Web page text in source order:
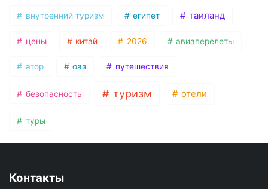
внутренний туризм египет таиланд
цены китай 2026 авиаперелеты
атор оаэ путешествия
безопасность туризм отели
туры
Контакты